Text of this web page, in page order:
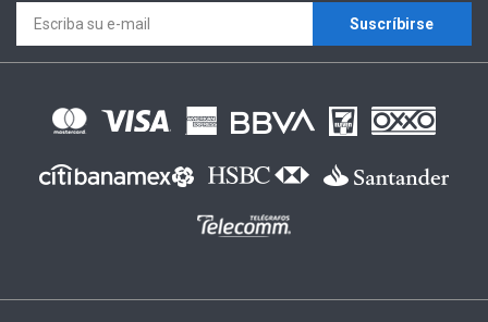
Suscríbirse